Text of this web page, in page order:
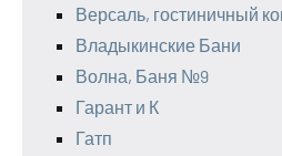
Версаль, гостиничный
Владыкинские Бани
Волна, Баня №9
Гарант и К
Гатп